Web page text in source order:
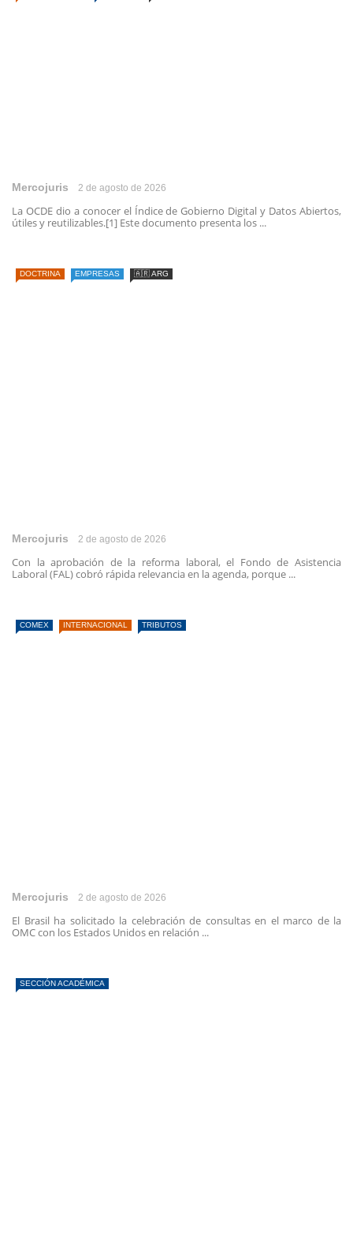
Mercojuris 2 de agosto de 2026
La OCDE dio a conocer el Índice de Gobierno Digital y Datos Abiertos,
útiles y reutilizables.[1] Este documento presenta los ...
DOCTRINA EMPRESAS 🇦🇷 ARG
Mercojuris 2 de agosto de 2026
Con la aprobación de la reforma laboral, el Fondo de Asistencia
Laboral (FAL) cobró rápida relevancia en la agenda, porque ...
COMEX INTERNACIONAL TRIBUTOS
Mercojuris 2 de agosto de 2026
El Brasil ha solicitado la celebración de consultas en el marco de la
OMC con los Estados Unidos en relación ...
SECCIÓN ACADÉMICA